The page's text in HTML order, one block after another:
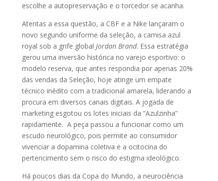
escolhe a autopreservação e o torcedor se acanha.
Atentas a essa questão, a CBF e a Nike lançaram o
novo segundo uniforme da seleção, a camisa azul
royal sob a grife global Jordan Brand. Essa estratégia
gerou uma inversão histórica no varejo esportivo: o
modelo reserva, que antes respondia por apenas 20%
das vendas da Seleção, hoje atinge um empate
técnico inédito com a tradicional amarela, liderando a
procura em diversos canais digitais. A jogada de
marketing esgotou os lotes iniciais da “Azulzinha”
rapidamente. A peça passou a funcionar como um
escudo neurológico, pois permite ao consumidor
vivenciar a dopamina coletiva e a ocitocina do
pertencimento sem o risco do estigma ideológico.
Há poucos dias da Copa do Mundo, a neurociência